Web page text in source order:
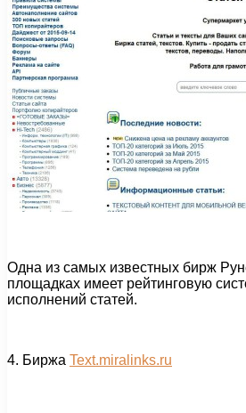
Одна из самых известных бирж
площадках имеет рейтинговую
исполнений статей.
4. Биржа Text.miralinks.ru